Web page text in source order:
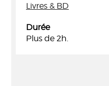
Livres & BD
Durée
Plus de 2h.